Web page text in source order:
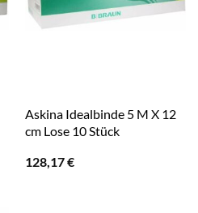
Askina Idealbinde 5 M X 12
cm Lose 10 Stück
128,17€